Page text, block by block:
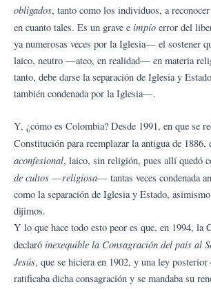
obligados, tanto como los individuos, a
en cuanto tales. Es un grave e impío error del
ya numerosas veces por la Iglesia— el sostener
laico, neutro —ateo, en realidad— en materia
tanto, debe darse la separación de Iglesia y
también condenada por la Iglesia—.
Y, ¿cómo es Colombia? Desde 1991, en que se
Constitución para reemplazar la antigua de 1886,
aconfesional, laico, sin religión, pues allí quedó
de cultos —religiosa— tantas veces condenada
como la separación de Iglesia y Estado,
dijimos.
Y lo que hace todo esto peor es que, en 1994, la
declaró inexequible la Consagración del país al
Jesús, que se hiciera en 1902, y una ley posterior
ratificaba dicha consagración y se mandaba su